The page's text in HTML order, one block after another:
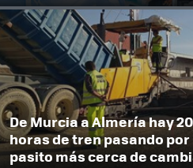
De Murcia a Almería hay
horas de tren pasando
pasito más cerca de